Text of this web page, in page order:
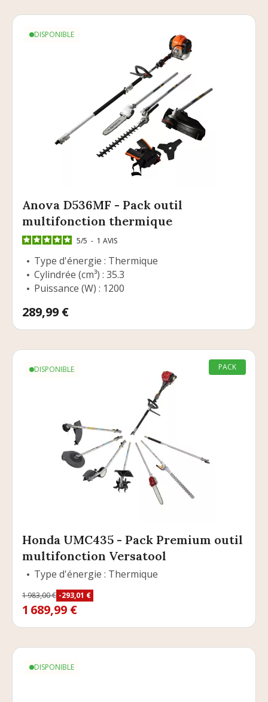
DISPONIBLE
Anova D536MF - Pack outil
multifonction thermique
5/5 - 1 AVIS
Type d'énergie : Thermique
Cylindrée (cm³) : 35.3
Puissance (W) : 1200
Prix
289,99 €
DISPONIBLE PACK
Honda UMC435 - Pack Premium outil
multifonction Versatool
Type d'énergie : Thermique
Prix de base
1 983,00 € -293,01 €
Prix
1 689,99 €
DISPONIBLE